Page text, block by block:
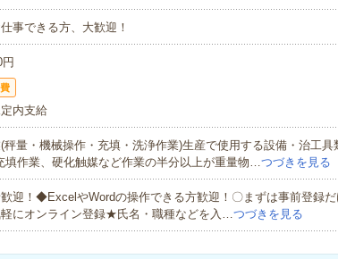
事できる方、大歓迎！
内支給
秤量・機械操作・充填・洗浄作業)生産で使用する設備・治工
填作業、硬化触媒など作業の半分以上が重量物…つづきを見る
迎！◆ExcelやWordの操作できる方歓迎！〇まずは事前登録
にオンライン登録★氏名・職種などを入…つづきを見る